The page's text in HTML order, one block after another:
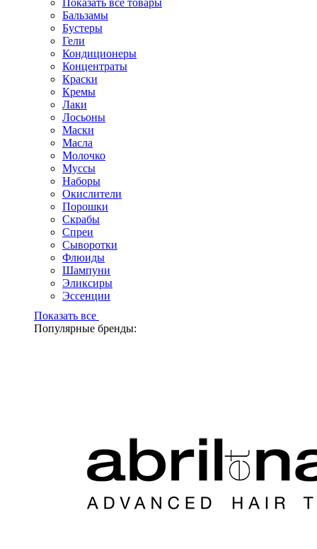
Показать все товары
Бальзамы
Бустеры
Гели
Кондиционеры
Концентраты
Краски
Кремы
Лаки
Лосьоны
Маски
Масла
Молочко
Муссы
Наборы
Окислители
Порошки
Скрабы
Спреи
Сыворотки
Флюиды
Шампуни
Эликсиры
Эссенции
Показать все
Популярные бренды: